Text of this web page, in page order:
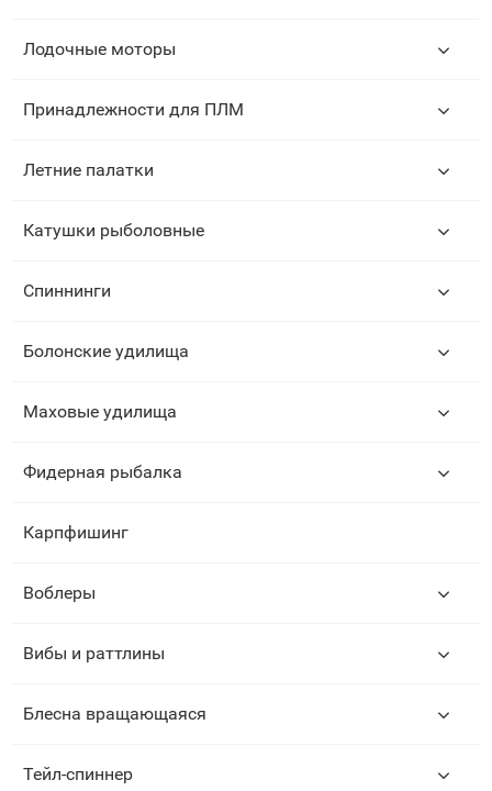
Лодочные моторы
Принадлежности для ПЛМ
Летние палатки
Катушки рыболовные
Спиннинги
Болонские удилища
Маховые удилища
Фидерная рыбалка
Карпфишинг
Воблеры
Вибы и раттлины
Блесна вращающаяся
Тейл-спиннер